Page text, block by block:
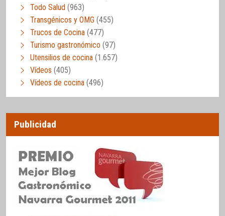
Todo Salud (963)
Transgénicos y OMG (455)
Trucos de Cocina (477)
Turismo gastronómico (97)
Utensilios de cocina (1.657)
Vídeos (405)
Vídeos de cocina (496)
Publicidad